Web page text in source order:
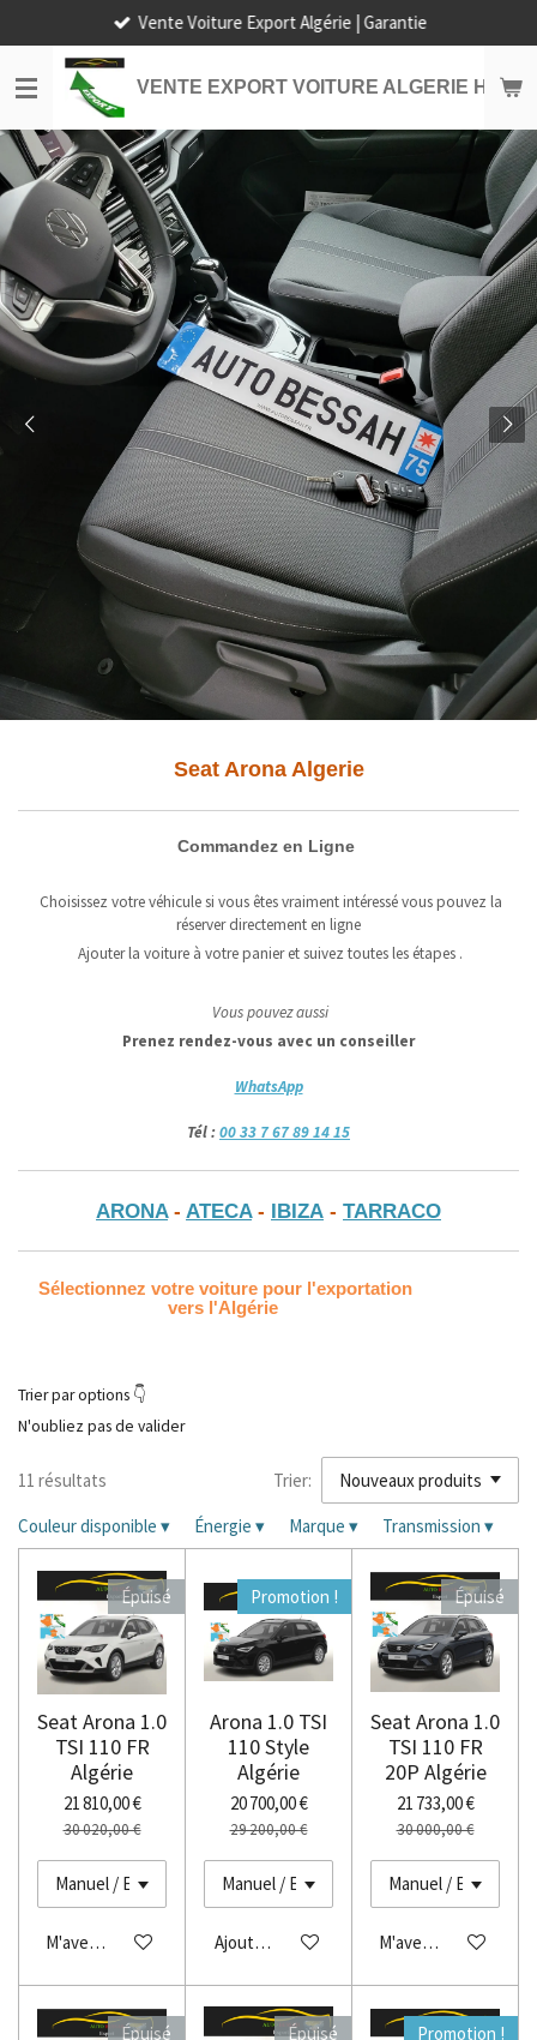
au
contenu
principal
VENTE EXPORT VOITURE ALGERIE HORS
Vente Voiture Export Algérie | Garantie
Seat Arona Algerie
Commandez en Ligne
Choisissez votre véhicule si vous êtes vraiment intéressé vous pouvez la
réserver directement en ligne
Ajouter la voiture à votre panier et suivez toutes les étapes .
Vous pouvez aussi
Prenez rendez-vous avec un conseiller
WhatsApp
Tél :00 33 7 67 89 14 15
ARONA- ATECA- IBIZA - TARRACO
Sélectionnez votre voiture pour l'exportation
vers l'Algérie
Trier par options 👇
N'oubliez pas de valider
11 résultats Trier:
Couleur disponible ▾ Énergie ▾ Marque ▾ Transmission ▾
Épuisé
Seat Arona 1.0
TSI 110 FR
Algérie
21 810,00 €
30 020,00 €
M'avertir si disponible
Promotion !
Arona 1.0 TSI
110 Style
Algérie
20 700,00 €
29 200,00 €
Ajouter au panier
Épuisé
Seat Arona 1.0
TSI 110 FR
20P Algérie
21 733,00 €
30 000,00 €
M'avertir si
Épuisé Épuisé Promotion !